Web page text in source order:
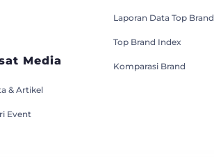
Media
& Artikel
Event
Laporan Data Top Brand
Top Brand Index
Komparasi Brand